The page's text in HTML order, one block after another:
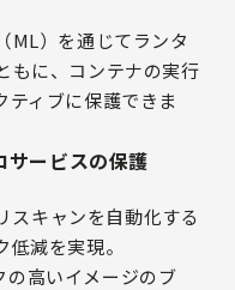
ML）を通じてランタ
もに、コンテナの実行
ティブに保護できま
サービスの保護
スキャンを自動化する
減を実現。
高いイメージのブ